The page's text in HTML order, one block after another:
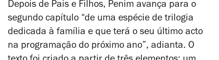
Depois de Pais e Filhos, Penim avança para o
segundo capítulo “de uma espécie de trilogia
dedicada à família e que terá o seu último acto
na programação do próximo ano”, adianta. O